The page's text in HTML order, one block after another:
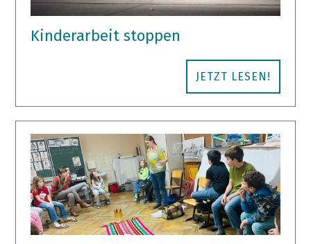
Kinderarbeit stoppen
JETZT LESEN!